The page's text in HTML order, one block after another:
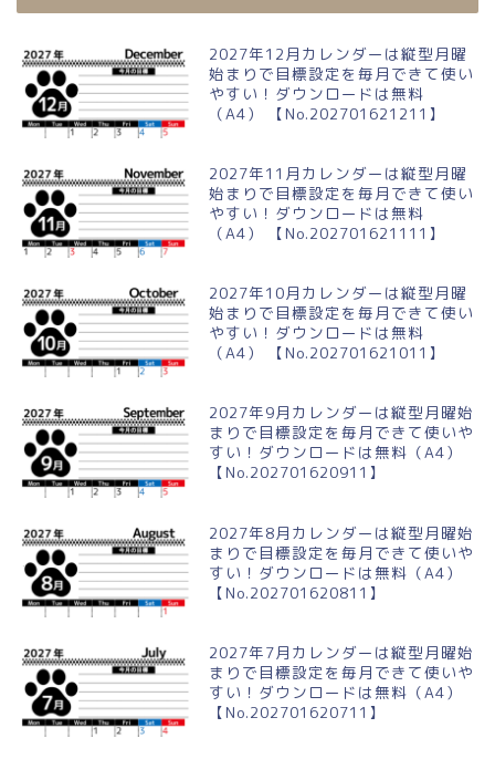
2027年12月カレンダーは縦型月曜
始まりで目標設定を毎月できて使い
やすい！ダウンロードは無料
（A4） 【No.202701621211】
2027年11月カレンダーは縦型月曜
始まりで目標設定を毎月できて使い
やすい！ダウンロードは無料
（A4） 【No.202701621111】
2027年10月カレンダーは縦型月曜
始まりで目標設定を毎月できて使い
やすい！ダウンロードは無料
（A4） 【No.202701621011】
2027年9月カレンダーは縦型月曜始
まりで目標設定を毎月できて使いや
すい！ダウンロードは無料（A4）
【No.202701620911】
2027年8月カレンダーは縦型月曜始
まりで目標設定を毎月できて使いや
すい！ダウンロードは無料（A4）
【No.202701620811】
2027年7月カレンダーは縦型月曜始
まりで目標設定を毎月できて使いや
すい！ダウンロードは無料（A4）
【No.202701620711】